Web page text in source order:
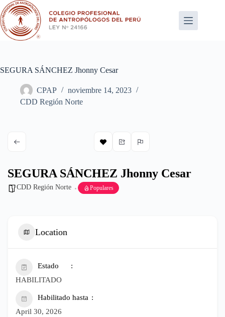
Saltar
al
contenido
SEGURA SÁNCHEZ Jhonny Cesar
CPAP
noviembre 14, 2023
CDD Región Norte
SEGURA SÁNCHEZ Jhonny Cesar
CDD Región Norte Populares
Location
Estado
HABILITADO
Habilitado hasta
April 30, 2026